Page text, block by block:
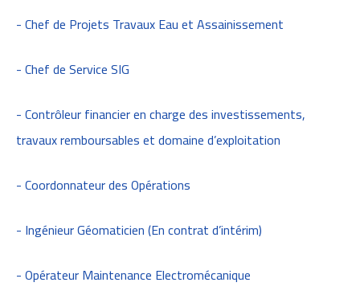
- Chef de Projets Travaux Eau et Assainissement
- Chef de Service SIG
- Contrôleur financier en charge des investissements,
travaux remboursables et domaine d’exploitation
- Coordonnateur des Opérations
- Ingénieur Géomaticien (En contrat d’intérim)
- Opérateur Maintenance Electromécanique